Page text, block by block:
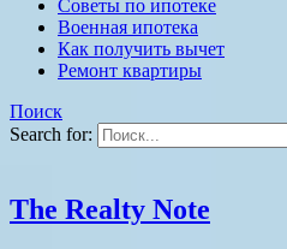
Советы по ипотеке
Военная ипотека
Как получить вычет
Ремонт квартиры
Поиск
Search for:
The Realty Note